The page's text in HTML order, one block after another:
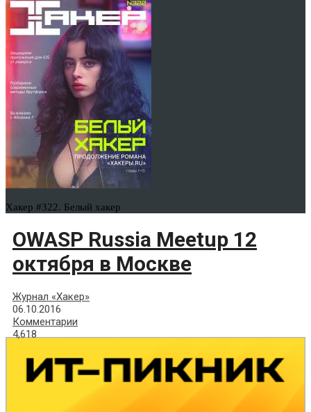
Хакер #322. Белый хакер
OWASP Russia Meetup 12
октября в Москве
Журнал «Хакер»
06.10.2016
Комментарии
4,618